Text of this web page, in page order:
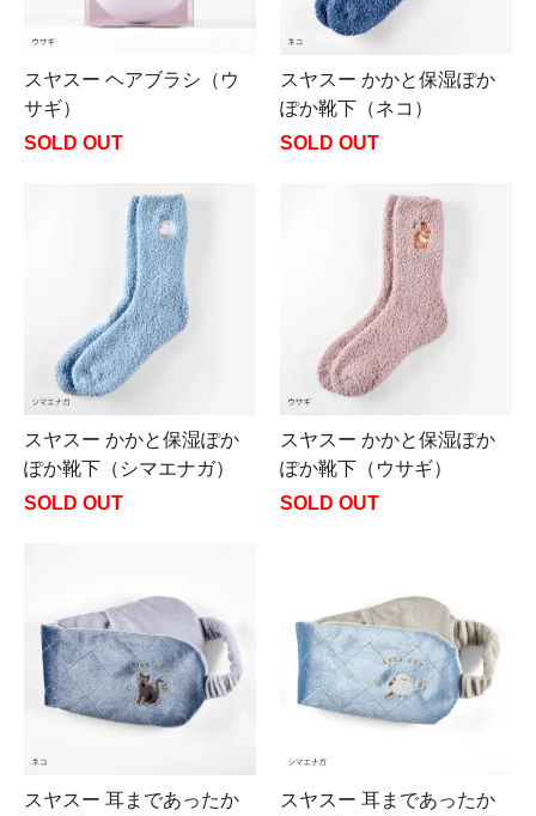
スヤスー ヘアブラシ（ウ
サギ）
SOLD OUT
スヤスー かかと保湿ぽか
ぽか靴下（ネコ）
SOLD OUT
スヤスー かかと保湿ぽか
ぽか靴下（シマエナガ）
SOLD OUT
スヤスー かかと保湿ぽか
ぽか靴下（ウサギ）
SOLD OUT
スヤスー 耳まであったか
スヤスー 耳まであったか